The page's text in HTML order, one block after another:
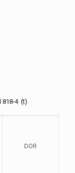
818-4 (t)
DOR